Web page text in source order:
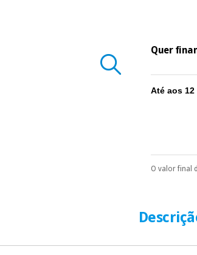
Quer
Até aos 12
Pode
É
O valor final